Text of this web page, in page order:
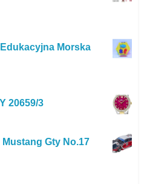
Morska
20659/3
Gty No.17